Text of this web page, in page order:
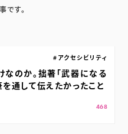
す。
のか。拙著「武器になる
通して伝えたかったこと
カテゴリ：
#アクセシビリティ
スキ：
468